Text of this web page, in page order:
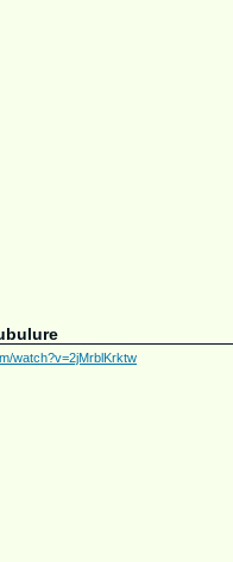
watch?v=2jMrblKrktw